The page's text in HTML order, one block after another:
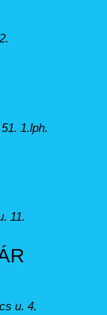
1.lph.
11.
u. 4.